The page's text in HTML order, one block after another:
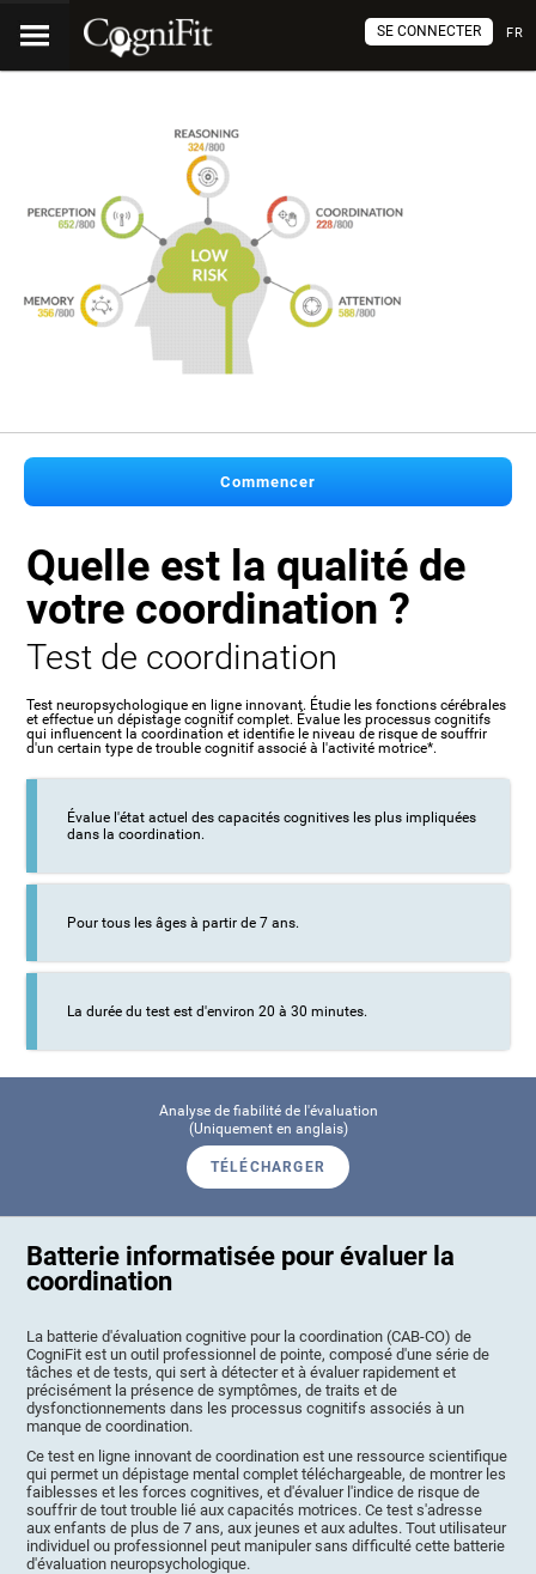
FR
SE CONNECTER
Commencer
Quelle est la qualité de
votre coordination ?
Test de coordination
Test neuropsychologique en ligne innovant. Étudie les fonctions cérébrales
et effectue un dépistage cognitif complet. Évalue les processus cognitifs
qui influencent la coordination et identifie le niveau de risque de souffrir
d'un certain type de trouble cognitif associé à l'activité motrice*.
Évalue l'état actuel des capacités cognitives les plus impliquées
dans la coordination.
Pour tous les âges à partir de 7 ans.
La durée du test est d'environ 20 à 30 minutes.
Analyse de fiabilité de l'évaluation
(Uniquement en anglais)
TÉLÉCHARGER
Batterie informatisée pour évaluer la
coordination
La batterie d'évaluation cognitive pour la coordination (CAB-CO) de
CogniFit est un outil professionnel de pointe, composé d'une série de
tâches et de tests, qui sert à détecter et à évaluer rapidement et
précisément la présence de symptômes, de traits et de
dysfonctionnements dans les processus cognitifs associés à un
manque de coordination.
Ce test en ligne innovant de coordination est une ressource scientifique
qui permet un dépistage mental complet téléchargeable, de montrer les
faiblesses et les forces cognitives, et d'évaluer l'indice de risque de
souffrir de tout trouble lié aux capacités motrices. Ce test s'adresse
aux enfants de plus de 7 ans, aux jeunes et aux adultes. Tout utilisateur
individuel ou professionnel peut manipuler sans difficulté cette batterie
d'évaluation neuropsychologique.